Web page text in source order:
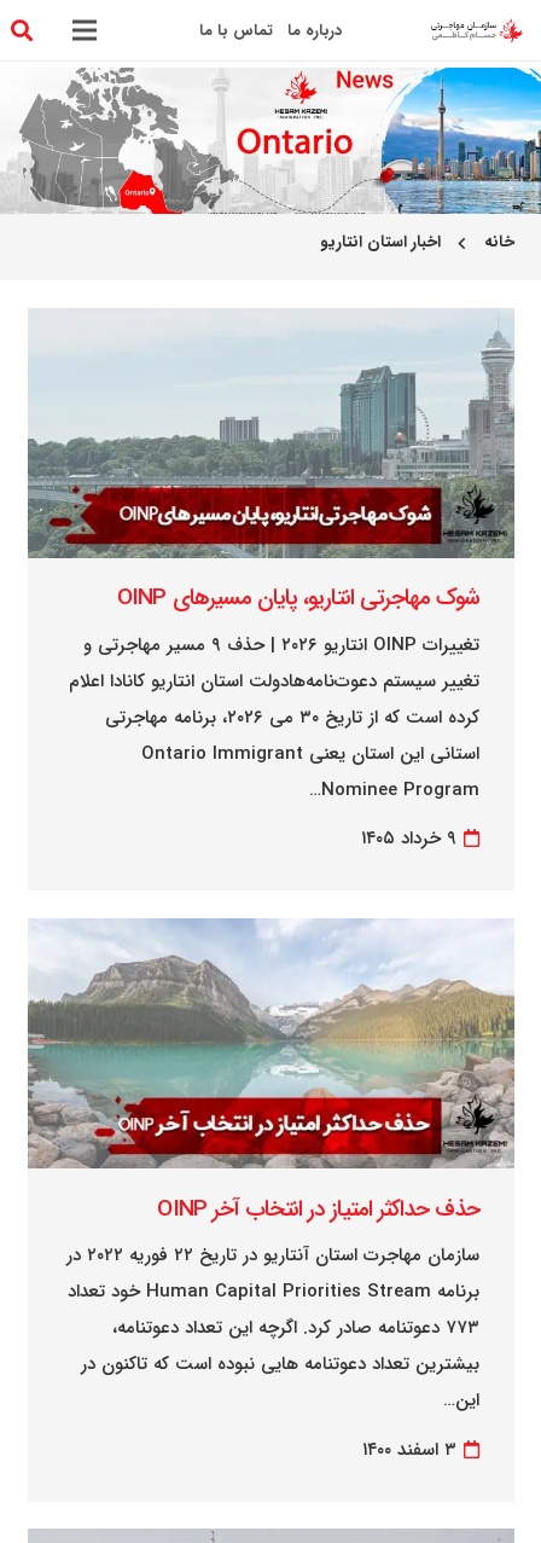
درباره ما تماس با ما
خانه chevron_left اخبار استان انتاریو
شوک مهاجرتی انتاریو، پایان مسیرهای OINP
تغییرات OINP انتاریو ۲۰۲۶ | حذف ۹ مسیر مهاجرتی و
تغییر سیستم دعوت‌نامه‌هادولت استان انتاریو کانادا اعلام
کرده است که از تاریخ ۳۰ می ۲۰۲۶، برنامه مهاجرتی
استانی این استان یعنی Ontario Immigrant
Nominee Program…
۹ خرداد ۱۴۰۵
حذف حداکثر امتیاز در انتخاب آخر OINP
سازمان مهاجرت استان آنتاریو در تاریخ ۲۲ فوریه ۲۰۲۲ در
برنامه Human Capital Priorities Stream خود تعداد
۷۷۳ دعوتنامه صادر کرد. اگرچه این تعداد دعوتنامه،
بیشترین تعداد دعوتنامه هایی نبوده است که تاکنون در
این…
۳ اسفند ۱۴۰۰